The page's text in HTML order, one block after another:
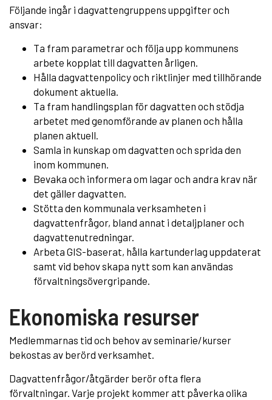
Följande ingår i dagvattengruppens uppgifter och
ansvar:
Ta fram parametrar och följa upp kommunens
arbete kopplat till dagvatten årligen.
Hålla dagvattenpolicy och riktlinjer med tillhörande
dokument aktuella.
Ta fram handlingsplan för dagvatten och stödja
arbetet med genomförande av planen och hålla
planen aktuell.
Samla in kunskap om dagvatten och sprida den
inom kommunen.
Bevaka och informera om lagar och andra krav när
det gäller dagvatten.
Stötta den kommunala verksamheten i
dagvattenfrågor, bland annat i detaljplaner och
dagvattenutredningar.
Arbeta GIS-baserat, hålla kartunderlag uppdaterat
samt vid behov skapa nytt som kan användas
förvaltningsövergripande.
Ekonomiska resurser
Medlemmarnas tid och behov av seminarie/kurser
bekostas av berörd verksamhet.
Dagvattenfrågor/åtgärder berör ofta flera
förvaltningar. Varje projekt kommer att påverka olika